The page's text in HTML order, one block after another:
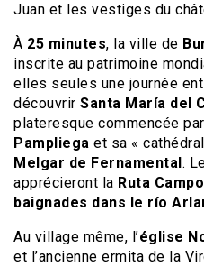
Juan et les vestiges du
À 25 minutes, la ville de
inscrite au patrimoine
elles seules une journée
découvrir Santa María del
plateresque commencée
Pampliega et sa «
Melgar de Fernamental.
apprécieront la Ruta
baignades dans le río
Au village même, l’église
et l’ancienne ermita de la